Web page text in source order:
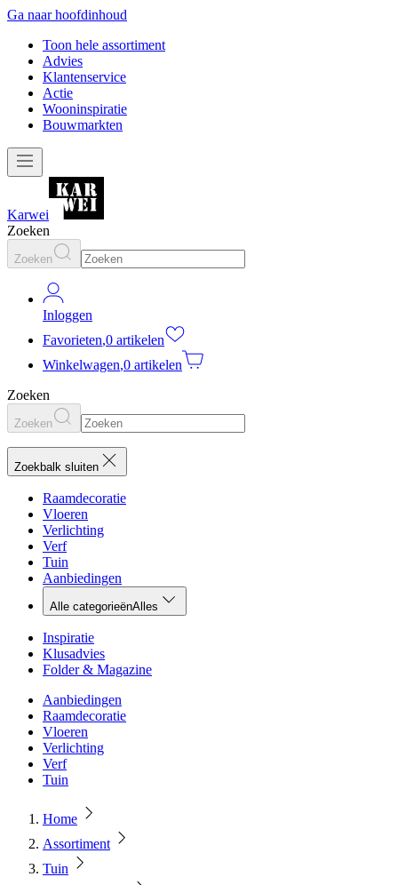
Ga naar hoofdinhoud
Toon hele assortiment
Advies
Klantenservice
Actie
Wooninspiratie
Bouwmarkten
Karwei
Zoeken
Zoeken
Inloggen
Favorieten,0 artikelen
Winkelwagen,0 artikelen
Zoeken
Zoeken
Zoekbalk sluiten
Raamdecoratie
Vloeren
Verlichting
Verf
Tuin
Aanbiedingen
Alle categorieënAlles
Inspiratie
Klusadvies
Folder & Magazine
Aanbiedingen
Raamdecoratie
Vloeren
Verlichting
Verf
Tuin
Home
Assortiment
Tuin